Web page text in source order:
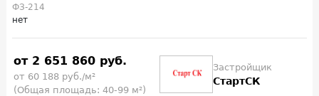
ФЗ-214
нет
от 2 651 860 руб.
от 60 188 руб./м²
(Общая площадь: 40-99 м²)
Застройщик
СтартСК